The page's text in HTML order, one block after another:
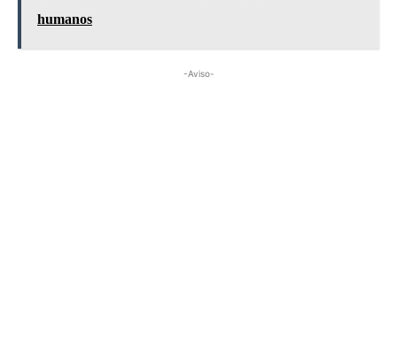
humanos
-Aviso-